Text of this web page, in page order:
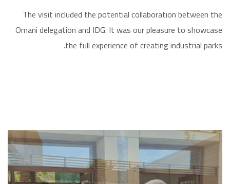
The visit included the potential collaboration between the
Omani delegation and IDG. It was our pleasure to showcase
the full experience of creating industrial parks.